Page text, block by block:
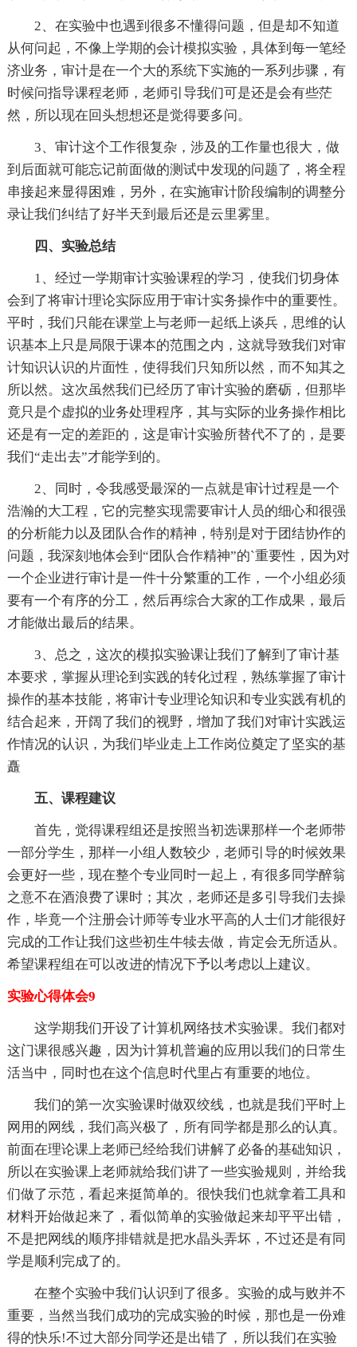
2、在实验中也遇到很多不懂得问题，但是却不知道
从何问起，不像上学期的会计模拟实验，具体到每一笔经
济业务，审计是在一个大的系统下实施的一系列步骤，有
时候问指导课程老师，老师引导我们可是还是会有些茫
然，所以现在回头想想还是觉得要多问。
3、审计这个工作很复杂，涉及的工作量也很大，做
到后面就可能忘记前面做的测试中发现的问题了，将全程
串接起来显得困难，另外，在实施审计阶段编制的调整分
录让我们纠结了好半天到最后还是云里雾里。
四、实验总结
1、经过一学期审计实验课程的学习，使我们切身体
会到了将审计理论实际应用于审计实务操作中的重要性。
平时，我们只能在课堂上与老师一起纸上谈兵，思维的认
识基本上只是局限于课本的范围之内，这就导致我们对审
计知识认识的片面性，使得我们只知所以然，而不知其之
所以然。这次虽然我们已经历了审计实验的磨砺，但那毕
竟只是个虚拟的业务处理程序，其与实际的业务操作相比
还是有一定的差距的，这是审计实验所替代不了的，是要
我们“走出去”才能学到的。
2、同时，令我感受最深的一点就是审计过程是一个
浩瀚的大工程，它的完整实现需要审计人员的细心和很强
的分析能力以及团队合作的精神，特别是对于团结协作的
问题，我深刻地体会到“团队合作精神”的`重要性，因为对
一个企业进行审计是一件十分繁重的工作，一个小组必须
要有一个有序的分工，然后再综合大家的工作成果，最后
才能做出最后的结果。
3、总之，这次的模拟实验课让我们了解到了审计基
本要求，掌握从理论到实践的转化过程，熟练掌握了审计
操作的基本技能，将审计专业理论知识和专业实践有机的
结合起来，开阔了我们的视野，增加了我们对审计实践运
作情况的认识，为我们毕业走上工作岗位奠定了坚实的基
矗
五、课程建议
首先，觉得课程组还是按照当初选课那样一个老师带
一部分学生，那样一小组人数较少，老师引导的时候效果
会更好一些，现在整个专业同时一起上，有很多同学醉翁
之意不在酒浪费了课时；其次，老师还是多引导我们去操
作，毕竟一个注册会计师等专业水平高的人士们才能很好
完成的工作让我们这些初生牛犊去做，肯定会无所适从。
希望课程组在可以改进的情况下予以考虑以上建议。
实验心得体会9
这学期我们开设了计算机网络技术实验课。我们都对
这门课很感兴趣，因为计算机普遍的应用以我们的日常生
活当中，同时也在这个信息时代里占有重要的地位。
我们的第一次实验课时做双绞线，也就是我们平时上
网用的网线，我们高兴极了，所有同学都是那么的认真。
前面在理论课上老师已经给我们讲解了必备的基础知识，
所以在实验课上老师就给我们讲了一些实验规则，并给我
们做了示范，看起来挺简单的。很快我们也就拿着工具和
材料开始做起来了，看似简单的实验做起来却平平出错，
不是把网线的顺序排错就是把水晶头弄坏，不过还是有同
学是顺利完成了的。
在整个实验中我们认识到了很多。实验的成与败并不
重要，当然当我们成功的完成实验的时候，那也是一份难
得的快乐!不过大部分同学还是出错了，所以我们在实验